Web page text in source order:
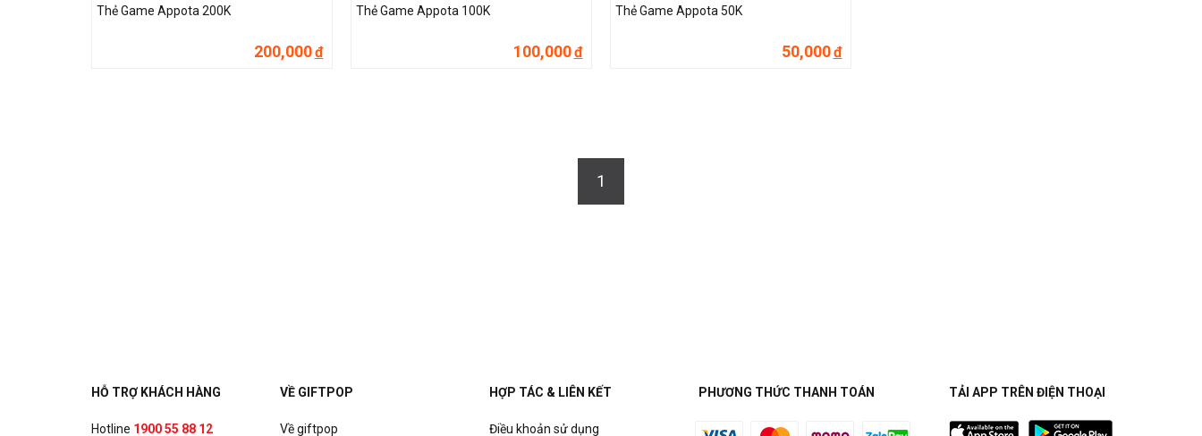
Thẻ Game Appota 200K
200,000đ
Thẻ Game Appota 100K
100,000đ
Thẻ Game Appota 50K
50,000đ
1
HỖ TRỢ KHÁCH HÀNG
Hotline 1900 55 88 12
VỀ GIFTPOP
Về giftpop
HỢP TÁC & LIÊN KẾT
Điều khoản sử dụng
PHƯƠNG THỨC THANH TOÁN TẢI APP TRÊN ĐIỆN THOẠI